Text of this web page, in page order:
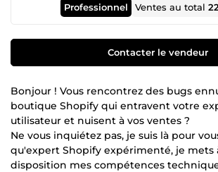
Professionnel Ventes au total22
Contacter le vendeur
Bonjour ! Vous rencontrez des bugs
boutique Shopify qui entravent votre
utilisateur et nuisent à vos ventes ?
Ne vous inquiétez pas, je suis là pour
qu'expert Shopify expérimenté, je mets
disposition mes compétences